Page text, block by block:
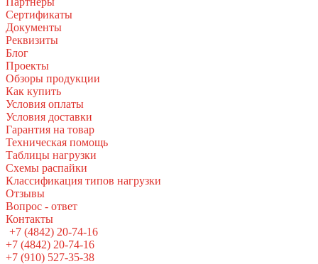
Сертификаты
Документы
Реквизиты
Блог
Проекты
Обзоры продукции
Как купить
Условия оплаты
Условия доставки
Гарантия на товар
Техническая помощь
Таблицы нагрузки
Схемы распайки
Классификация типов нагрузки
Отзывы
Вопрос - ответ
Контакты
+7 (4842) 20-74-16
+7 (4842) 20-74-16
+7 (910) 527-35-38